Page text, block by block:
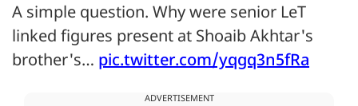
A simple question. Why were senior LeT
linked figures present at Shoaib Akhtar's
brother's… pic.twitter.com/yqgq3n5fRa
ADVERTISEMENT